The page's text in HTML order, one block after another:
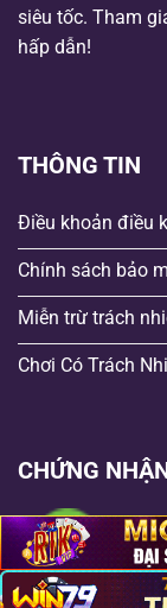
siêu tốc. Tham
hấp dẫn!
THÔNG TIN
Điều khoản điều
Chính sách bảo
Miễn trừ trách
Chơi Có Trách
CHỨNG